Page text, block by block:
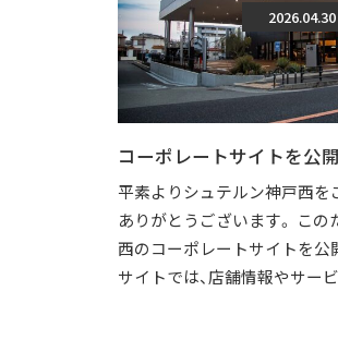
2026.04.30
コーポレートサイトを公
平素よりシュテルン神戸西を
ありがとうございます。 この
西のコーポレートサイトを公
サイトでは、店舗情報やサー